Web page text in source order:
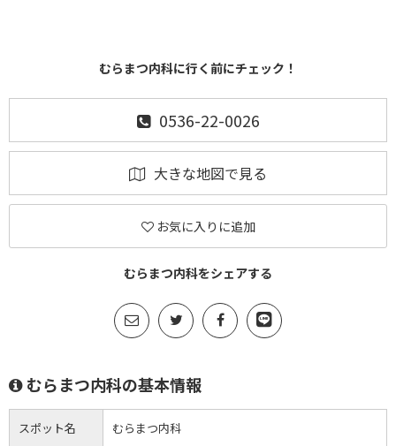
むらまつ内科に行く前にチェック！
0536-22-0026
大きな地図で見る
お気に入りに追加
むらまつ内科をシェアする
むらまつ内科の基本情報
スポット名 むらまつ内科